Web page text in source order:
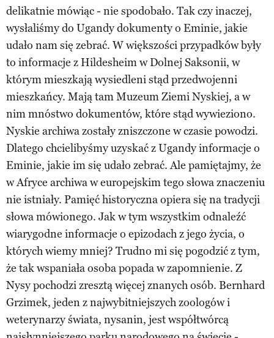
delikatnie mówiąc - nie spodobało. Tak czy inaczej,
wysłaliśmy do Ugandy dokumenty o Eminie, jakie
udało nam się zebrać. W większości przypadków były
to informacje z Hildesheim w Dolnej Saksonii, w
którym mieszkają wysiedleni stąd przedwojenni
mieszkańcy. Mają tam Muzeum Ziemi Nyskiej, a w
nim mnóstwo dokumentów, które stąd wywieziono.
Nyskie archiwa zostały zniszczone w czasie powodzi.
Dlatego chcielibyśmy uzyskać z Ugandy informacje o
Eminie, jakie im się udało zebrać. Ale pamiętajmy, że
w Afryce archiwa w europejskim tego słowa znaczeniu
nie istniały. Pamięć historyczna opiera się na tradycji
słowa mówionego. Jak w tym wszystkim odnaleźć
wiarygodne informacje o epizodach z jego życia, o
których wiemy mniej? Trudno mi się pogodzić z tym,
że tak wspaniała osoba popada w zapomnienie. Z
Nysy pochodzi zresztą więcej znanych osób. Bernhard
Grzimek, jeden z najwybitniejszych zoologów i
weterynarzy świata, nysanin, jest współtwórcą